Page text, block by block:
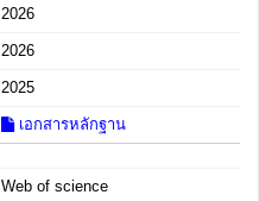
2026
2026
2025
เอกสารหลักฐาน
Web of science